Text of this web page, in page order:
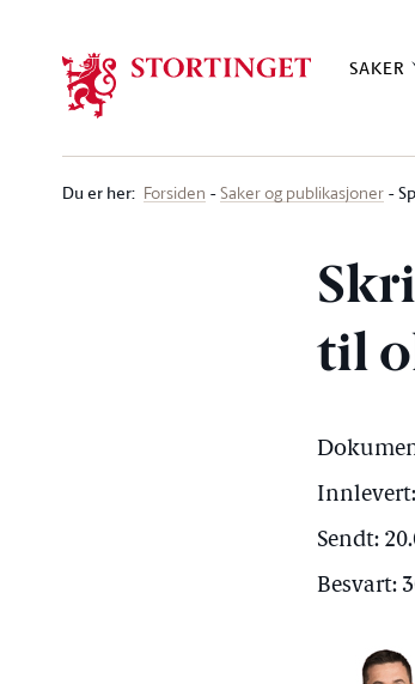
SAKER
Du er her: Forsiden Saker og publikasjoner
til
Innlevert:
Sendt:
Besvart: